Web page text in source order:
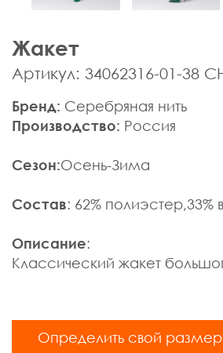
Брюки
Джемпера, Жилеты
Джинсы, Слаксы
Жакеты, Жилеты
Кардиганы
Нижнее белье
Поло
Ремни
Рубашки
Спортивная одежда
Шарфы
Шорты
Жакет
Артикул: 34062316-01-38
Бренд: Серебряная нить
Производство: Россия
Сезон:Осень-Зима
Состав: 62% полиэстер,33%
Описание:
Классический жакет
Определить свой размер